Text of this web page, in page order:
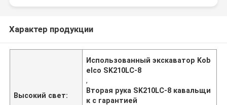
Характер продукции
Высокий свет:
Использованный экскаватор Kob
elco SK210LC-8
,
Вторая рука SK210LC-8 кавальщи
к с гарантией